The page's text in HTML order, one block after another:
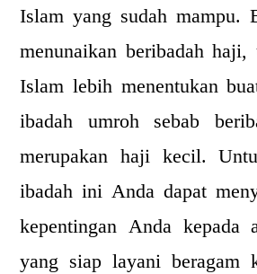
Islam yang sudah mampu.
menunaikan beribadah haji,
Islam lebih menentukan
ibadah umroh sebab
merupakan haji kecil.
ibadah ini Anda dapat
kepentingan Anda kepada
yang siap layani beragam